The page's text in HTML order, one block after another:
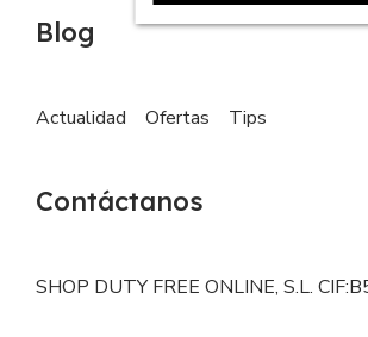
Blog
Actualidad Ofertas Tips
Contáctanos
SHOP DUTY FREE ONLINE, S.L.